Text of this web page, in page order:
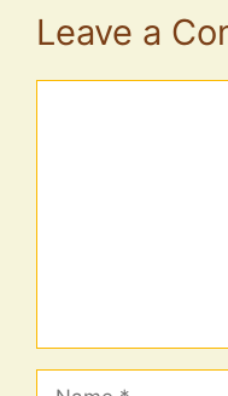
Leave a
Name